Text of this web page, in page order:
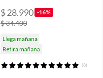
$ 28.990 -16%
$ 34.400
Llega mañana
Retira mañana
(8)